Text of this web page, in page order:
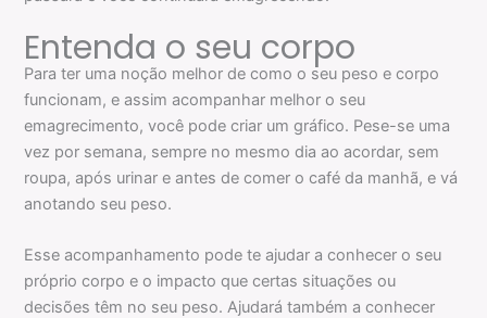
Entenda o seu corpo
Para ter uma noção melhor de como o seu peso e corpo
funcionam, e assim acompanhar melhor o seu
emagrecimento, você pode criar um gráfico. Pese-se uma
vez por semana, sempre no mesmo dia ao acordar, sem
roupa, após urinar e antes de comer o café da manhã, e vá
anotando seu peso.
Esse acompanhamento pode te ajudar a conhecer o seu
próprio corpo e o impacto que certas situações ou
decisões têm no seu peso. Ajudará também a conhecer